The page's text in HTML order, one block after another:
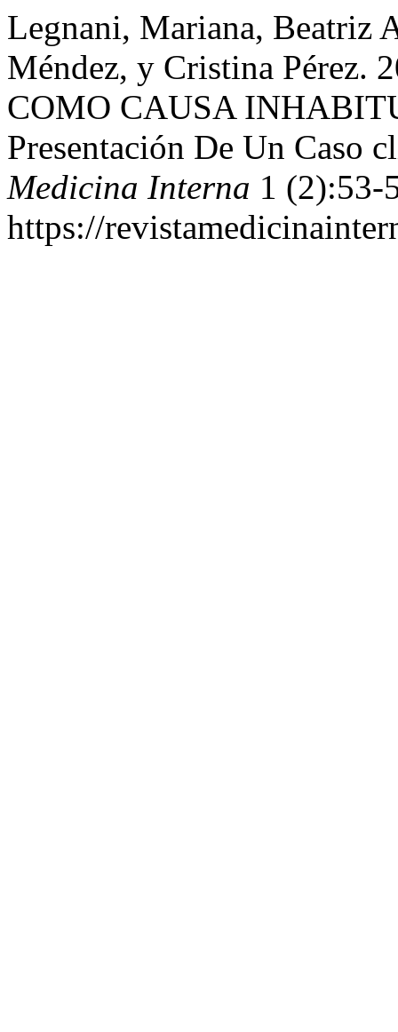
Legnani, Mariana, Beatriz
Méndez, y Cristina Pérez.
COMO CAUSA
Presentación De Un Caso
Medicina Interna 1 (2):53-
https://